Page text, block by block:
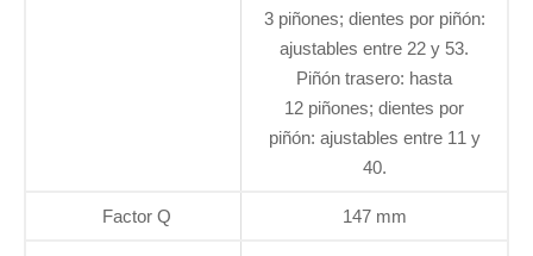
3 piñones; dientes por piñón:
ajustables entre 22 y 53.
Piñón trasero: hasta
12 piñones; dientes por
piñón: ajustables entre 11 y
40.
Factor Q 147 mm